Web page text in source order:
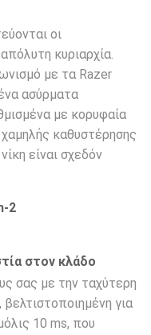
οι
κυριαρχία.
με τα Razer
ασύρματα
με κορυφαία
καθυστέρησης
είναι σχεδόν
2
στον κλάδο
σας με την ταχύτερη
για
10 ms, που